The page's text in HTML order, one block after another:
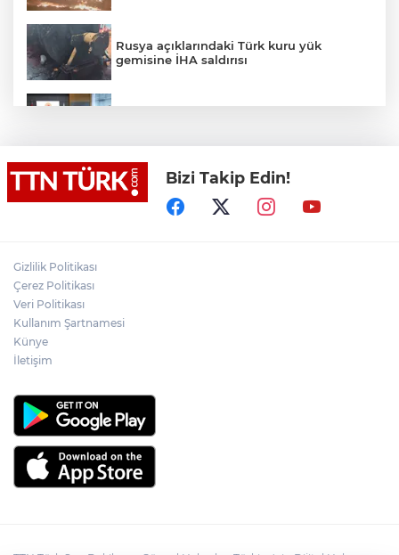
Rusya açıklarındaki Türk kuru yük
gemisine İHA saldırısı
Lukaku Fener’e mi, Beşiktaş’a mı geliyor?
Rojin Kabaiş, Hiranur Nilgün Aygar ve
Kıvanç Uman’ın ailelerini hedef alam
Bizi Takip Edin!
Gizlilik Politikası
Çerez Politikası
Veri Politikası
Kullanım Şartnamesi
Künye
İletişim